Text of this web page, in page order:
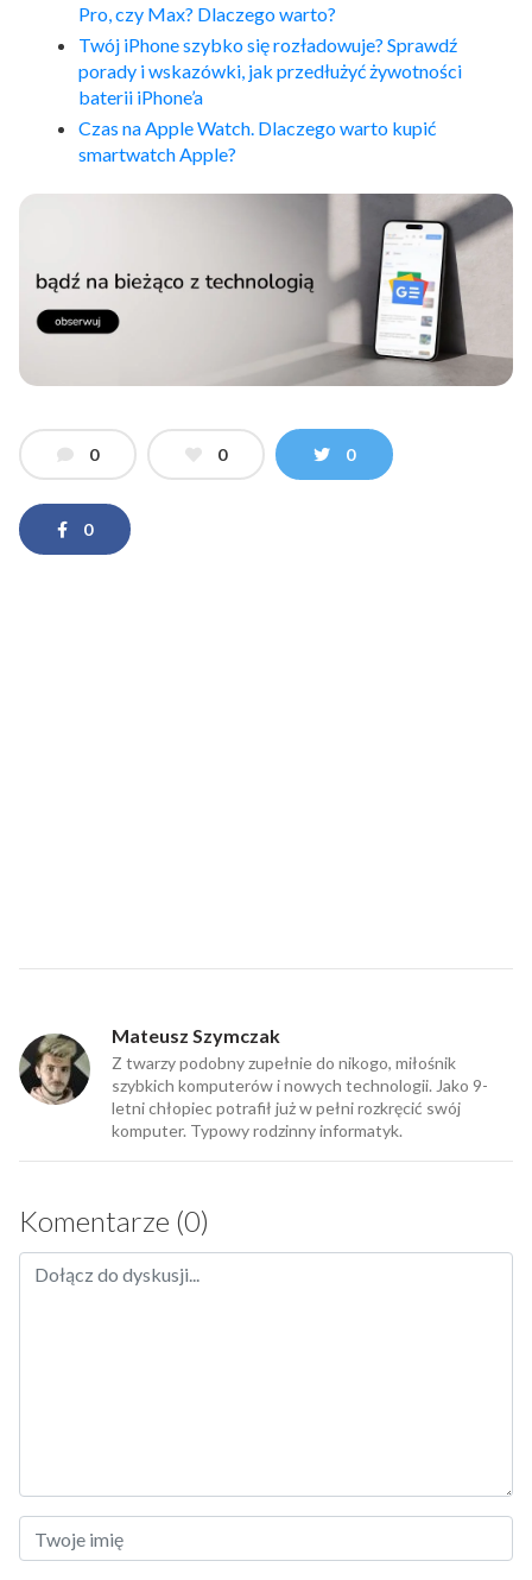
Pro, czy Max? Dlaczego warto?
Twój iPhone szybko się rozładowuje? Sprawdź
porady i wskazówki, jak przedłużyć żywotności
baterii iPhone’a
Czas na Apple Watch. Dlaczego warto kupić
smartwatch Apple?
0 0 0
0
Mateusz Szymczak
Z twarzy podobny zupełnie do nikogo, miłośnik
szybkich komputerów i nowych technologii. Jako 9-
letni chłopiec potrafił już w pełni rozkręcić swój
komputer. Typowy rodzinny informatyk.
Komentarze (0)